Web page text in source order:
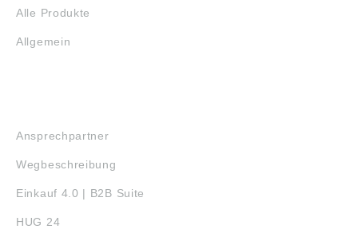
Alle Produkte
Allgemein
Ansprechpartner
Wegbeschreibung
Einkauf 4.0 | B2B Suite
HUG 24